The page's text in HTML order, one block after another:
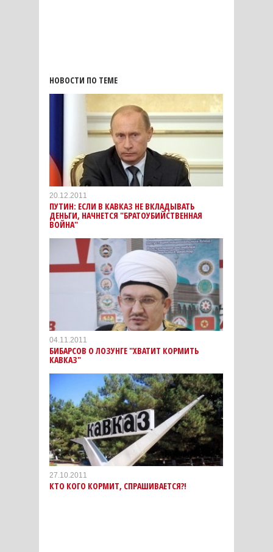
НОВОСТИ ПО ТЕМЕ
20.12.2011
ПУТИН: ЕСЛИ В КАВКАЗ НЕ ВКЛАДЫВАТЬ
ДЕНЬГИ, НАЧНЕТСЯ "БРАТОУБИЙСТВЕННАЯ
ВОЙНА"
04.11.2011
БИБАРСОВ О ЛОЗУНГЕ "ХВАТИТ КОРМИТЬ
КАВКАЗ"
27.10.2011
КТО КОГО КОРМИТ, СПРАШИВАЕТСЯ?!